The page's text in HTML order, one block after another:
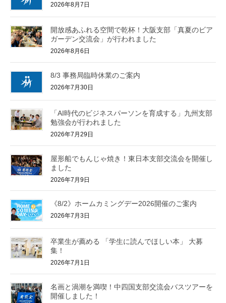
2026年8月7日
開放感あふれる空間で乾杯！大阪支部「真夏のビア
ガーデン交流会」が行われました
2026年8月6日
8/3 事務局臨時休業のご案内
2026年7月30日
「AI時代のビジネスパーソンを育成する」九州支部
勉強会が行われました
2026年7月29日
屋形船でもんじゃ焼き！東日本支部交流会を開催し
ました
2026年7月9日
《8/2》ホームカミングデー2026開催のご案内
2026年7月3日
卒業生が薦める 「学生に読んでほしい本」 大募
集！
2026年7月1日
名画と渦潮を満喫！中四国支部交流会バスツアーを
開催しました！